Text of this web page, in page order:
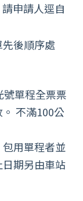
申請人逕自
後順序處
單程全票票
不滿100公
包用單程者並
期另由車站